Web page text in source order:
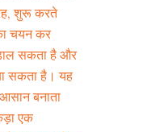
शुरू करते
चयन कर
सकता है और
सकता है। यह
बनाता
एक